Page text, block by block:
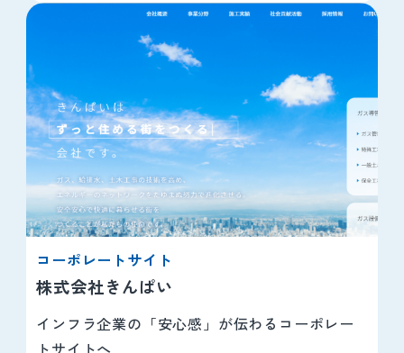
コーポレートサイト
株式会社きんぱい
インフラ企業の「安心感」が伝わるコーポレー
トサイトへ